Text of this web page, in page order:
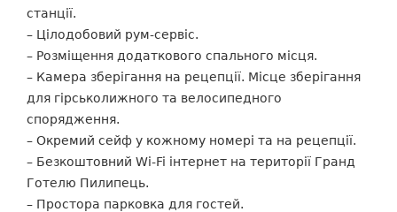
станції.
– Цілодобовий рум-сервіс.
– Розміщення додаткового спального місця.
– Камера зберігання на рецепції. Місце зберігання
для гірськолижного та велосипедного
спорядження.
– Окремий сейф у кожному номері та на рецепції.
– Безкоштовний Wi-Fi інтернет на території Гранд
Готелю Пилипець.
– Простора парковка для гостей.